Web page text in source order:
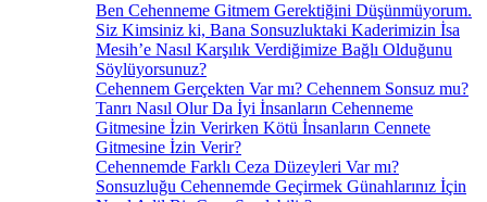
Ben Cehenneme Gitmem Gerektiğini Düşünmüyorum.
Siz Kimsiniz ki, Bana Sonsuzluktaki Kaderimizin İsa
Mesih’e Nasıl Karşılık Verdiğimize Bağlı Olduğunu
Söylüyorsunuz?
Cehennem Gerçekten Var mı? Cehennem Sonsuz mu?
Tanrı Nasıl Olur Da İyi İnsanların Cehenneme
Gitmesine İzin Verirken Kötü İnsanların Cennete
Gitmesine İzin Verir?
Cehennemde Farklı Ceza Düzeyleri Var mı?
Sonsuzluğu Cehennemde Geçirmek Günahlarınız İçin